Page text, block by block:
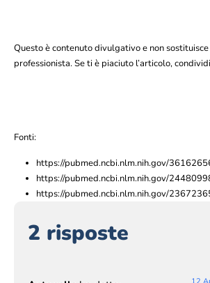
Questo è contenuto divulgativo e non
professionista. Se ti è piaciuto l’articolo,
Fonti:
https://pubmed.ncbi.nlm.nih.gov/
https://pubmed.ncbi.nlm.nih.gov/
https://pubmed.ncbi.nlm.nih.gov/
2 risposte